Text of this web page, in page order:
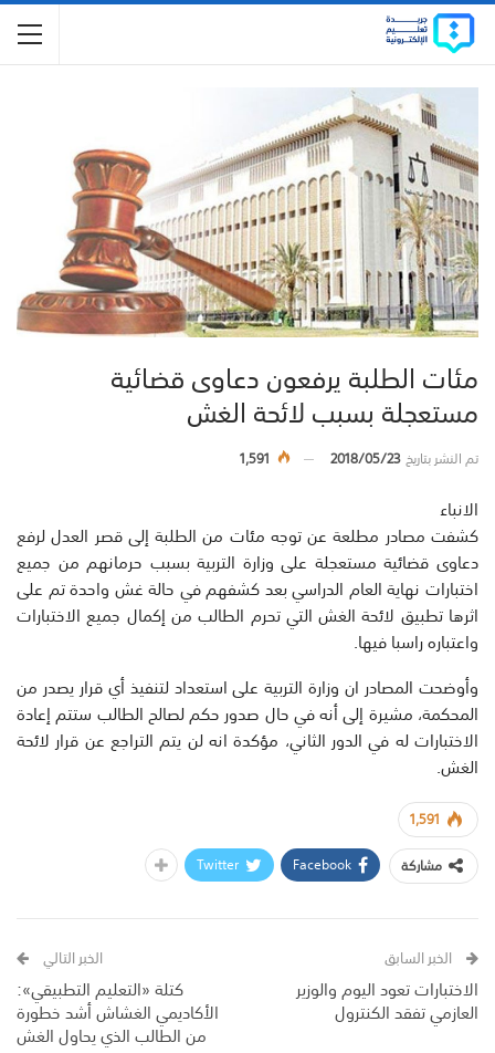
مئات الطلبة يرفعون دعاوى قضائية
مستعجلة بسبب لائحة الغش
تم النشر بتاريخ2018/05/23
1,591
الانباء
كشفت مصادر مطلعة عن توجه مئات من الطلبة إلى قصر العدل لرفع
دعاوى قضائية مستعجلة على وزارة التربية بسبب حرمانهم من جميع
اختبارات نهاية العام الدراسي بعد كشفهم في حالة غش واحدة تم على
اثرها تطبيق لائحة الغش التي تحرم الطالب من إكمال جميع الاختبارات
واعتباره راسبا فيها.
وأوضحت المصادر ان وزارة التربية على استعداد لتنفيذ أي قرار يصدر من
المحكمة، مشيرة إلى أنه في حال صدور حكم لصالح الطالب ستتم إعادة
الاختبارات له في الدور الثاني، مؤكدة انه لن يتم التراجع عن قرار لائحة
الغش.‏‫
1,591
مشاركة
Facebook
Twitter
الخبر السابق
الاختبارات تعود اليوم والوزير
العازمي تفقد الكنترول
الخبر التالي
كتلة «التعليم التطبيقي»:
الأكاديمي الغشاش أشد خطورة
من الطالب الذي يحاول الغش